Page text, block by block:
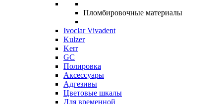
Пломбировочные материалы
Ivoclar Vivadent
Kulzer
Kerr
GC
Полировка
Аксессуары
Адгезивы
Цветовые шкалы
Для временной